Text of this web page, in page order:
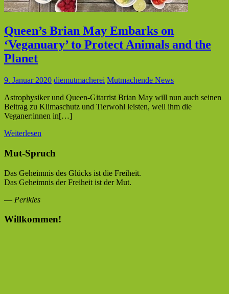
Queen’s Brian May Embarks on
‘Veganuary’ to Protect Animals and the
Planet
9. Januar 2020 diemutmacherei Mutmachende News
Astrophysiker und Queen-Gitarrist Brian May will nun auch seinen
Beitrag zu Klimaschutz und Tierwohl leisten, weil ihm die
Veganer:innen in[…]
Weiterlesen
Mut-Spruch
Das Geheimnis des Glücks ist die Freiheit.
Das Geheimnis der Freiheit ist der Mut.
— Perikles
Willkommen!